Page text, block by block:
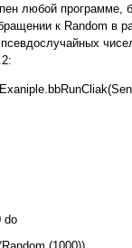
любой программе,
к Random в
do